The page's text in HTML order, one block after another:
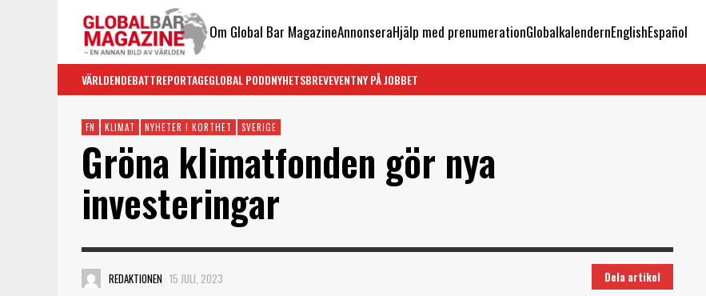
Om Global Bar MagazineAnnonseraHjälp med prenumerationGlobalkalendernEnglishEspañol
VÄRLDENDEBATTREPORTAGEGLOBAL PODDNYHETSBREVEVENTNY PÅ JOBBET
FN KLIMAT NYHETER I KORTHET SVERIGE
Gröna klimatfonden gör nya
investeringar
REDAKTIONEN 15 JULI, 2023 Dela artikel